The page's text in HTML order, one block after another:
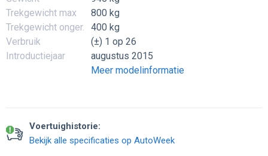
Trekgewicht max
800 kg
Trekgewicht onger.
400 kg
Verbruik
(±) 1 op 26
Introductiejaar
augustus 2015
Meer modelinformatie
Voertuighistorie:
Bekijk alle specificaties op AutoWeek